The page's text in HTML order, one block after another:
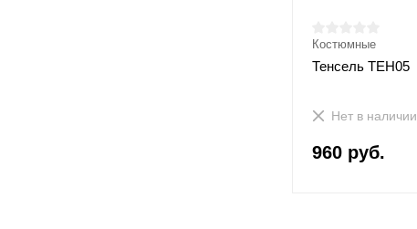
Костюмные
Тенсель ТЕН05
Нет в наличии
960 руб.